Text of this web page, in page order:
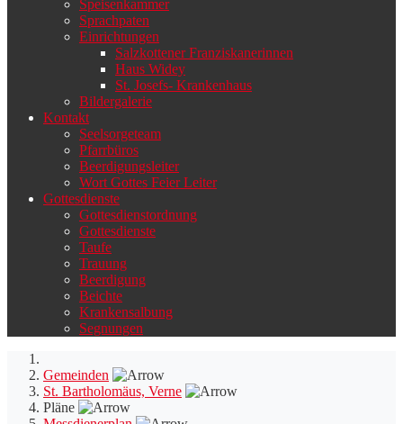
Speisenkammer
Sprachpaten
Einrichtungen
Salzkottener Franziskanerinnen
Haus Widey
St. Josefs- Krankenhaus
Bildergalerie
Kontakt
Seelsorgeteam
Pfarrbüros
Beerdigungsleiter
Wort Gottes Feier Leiter
Gottesdienste
Gottesdienstordnung
Gottesdienste
Taufe
Trauung
Beerdigung
Beichte
Krankensalbung
Segnungen
Gemeinden
St. Bartholomäus, Verne
Pläne